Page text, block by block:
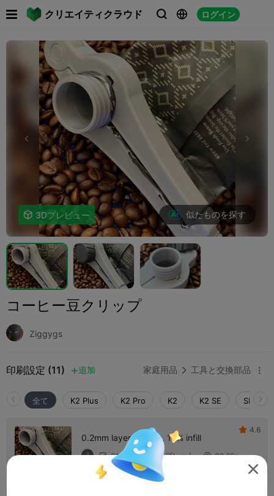
クリエイティクラウド   ログイン
 
 3Dプレビュー 似たものを探す
コーヒー豆クリップ
Ziggygs
印刷設定 (11) 追加 家庭用品  工具と交換部品 
全て K2 Plus K2 Pro K2 K2 SE
0.2mm layer, 2 walls, 15% infill
 01h 28m 1 プレート  39.66g
 4.6
